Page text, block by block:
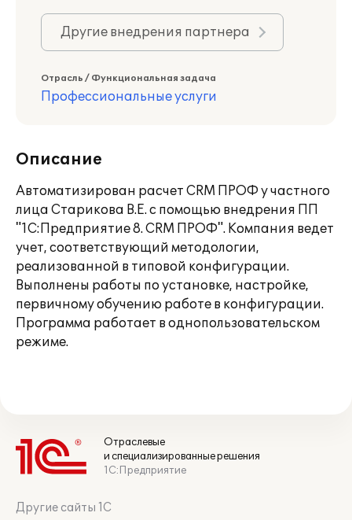
Другие внедрения партнера
Отрасль / Функциональная задача
Профессиональные услуги
Описание
Автоматизирован расчет CRM ПРОФ у частного
лица Старикова В.Е. с помощью внедрения ПП
"1С:Предприятие 8. CRM ПРОФ". Компания ведет
учет, соответствующий методологии,
реализованной в типовой конфигурации.
Выполнены работы по установке, настройке,
первичному обучению работе в конфигурации.
Программа работает в однопользовательском
режиме.
Отраслевые
и специализированные решения
1С:Предприятие
Другие сайты 1С